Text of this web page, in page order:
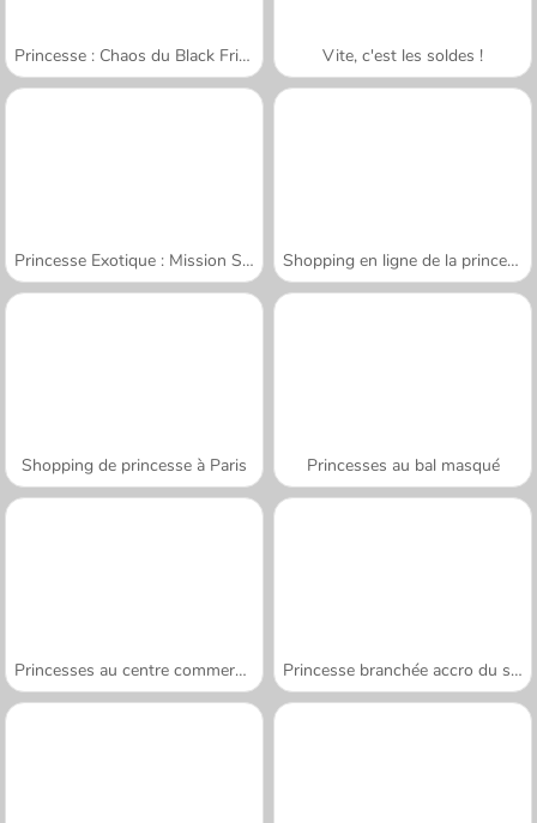
Princesse : Chaos du Black Friday Vite, c'est les soldes !
Princesse Exotique : Mission Shopping Shopping en ligne de la princesse
Shopping de princesse à Paris Princesses au bal masqué
Princesses au centre commercial Princesse branchée accro du shopping